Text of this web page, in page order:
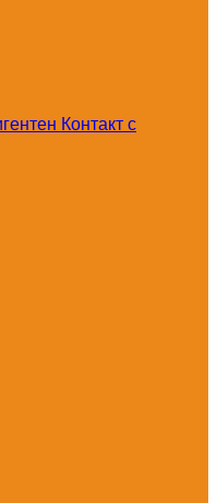
Контакт с